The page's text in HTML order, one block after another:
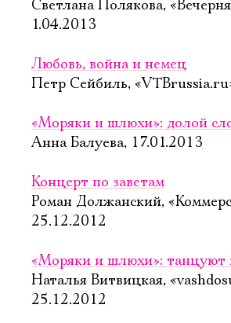
Светлана Полякова,
1.04.2013
Любовь, война и немец
Петр Сейбиль,
«Моряки и шлюхи»: долой
Анна Балуева, 17.01.2013
Концерт по заветам
Роман Должанский,
25.12.2012
«Моряки и шлюхи»: танцуют
Наталья Витвицкая,
25.12.2012